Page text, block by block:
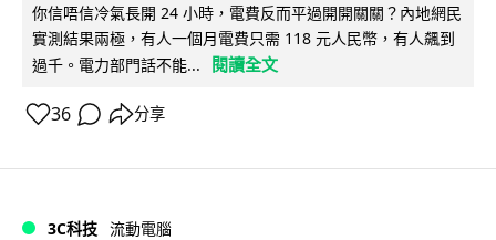
你信唔信冷氣長開 24 小時，電費反而平過開開關關？內地網民
實測結果兩極，有人一個月電費只需 118 元人民幣，有人飆到
過千。電力部門話不能...
閱讀全文
36 分享
3C科技 流動電腦